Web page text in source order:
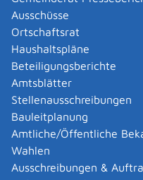
Ausschüsse
Ortschaftsrat
Haushaltspläne
Beteiligungsberichte
Amtsblätter
Stellenausschreibungen
Bauleitplanung
Amtliche/Öffentliche
Wahlen
Ausschreibungen &
Land.
Das Ministerium für
enger Zusammenarbeit
Behörden. Dazu gehören
Regierungspräsidien
Abwicklung von Bau-
Bundes- und
Ministeriums. Die
Württemberg (NVBW)
Ministerium für Verkehr